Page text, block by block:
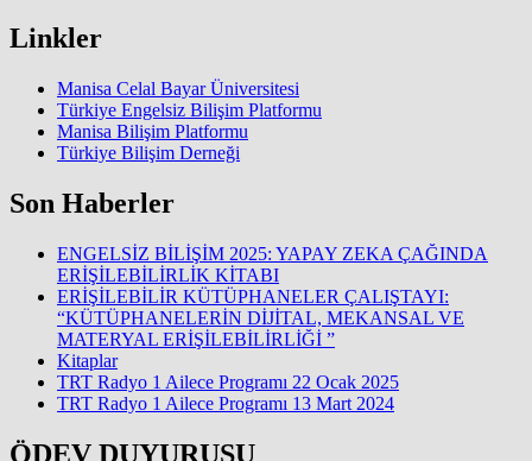
Linkler
Manisa Celal Bayar Üniversitesi
Türkiye Engelsiz Bilişim Platformu
Manisa Bilişim Platformu
Türkiye Bilişim Derneği
Son Haberler
ENGELSİZ BİLİŞİM 2025: YAPAY ZEKA ÇAĞINDA
ERİŞİLEBİLİRLİK KİTABI
ERİŞİLEBİLİR KÜTÜPHANELER ÇALIŞTAYI:
“KÜTÜPHANELERİN DİJİTAL, MEKANSAL VE
MATERYAL ERİŞİLEBİLİRLİĞİ ”
Kitaplar
TRT Radyo 1 Ailece Programı 22 Ocak 2025
TRT Radyo 1 Ailece Programı 13 Mart 2024
ÖDEV DUYURUSU